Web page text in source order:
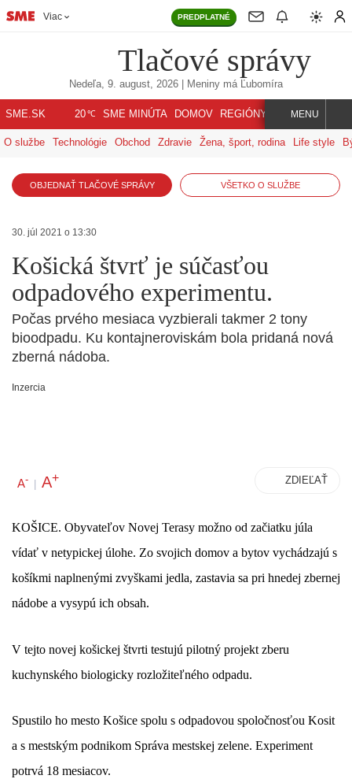
Viac PREDPLATNÉ
Tlačové správy
Nedeľa, 9. august, 2026 | Meniny má Ľubomíra
SME.SK 20℃ SME MINÚTA DOMOV REGIÓNY INDEX SVET
MENU
O službe Technológie Obchod Zdravie Žena, šport, rodina Life style
OBJEDNAŤ TLAČOVÉ SPRÁVY VŠETKO O SLUŽBE
30. júl 2021 o 13:30
Košická štvrť je súčasťou
odpadového experimentu.
Počas prvého mesiaca vyzbierali takmer 2 tony
bioodpadu. Ku kontajneroviskám bola pridaná nová
zberná nádoba.
Inzercia
A- | A+ ZDIEĽAŤ
KOŠICE. Obyvateľov Novej Terasy možno od začiatku júla
vídať v netypickej úlohe. Zo svojich domov a bytov vychádzajú s
košíkmi naplnenými zvyškami jedla, zastavia sa pri hnedej zbernej
nádobe a vysypú ich obsah.
V tejto novej košickej štvrti testujú pilotný projekt zberu
kuchynského biologicky rozložiteľného odpadu.
Spustilo ho mesto Košice spolu s odpadovou spoločnosťou Kosit
a s mestským podnikom Správa mestskej zelene. Experiment
potrvá 18 mesiacov.